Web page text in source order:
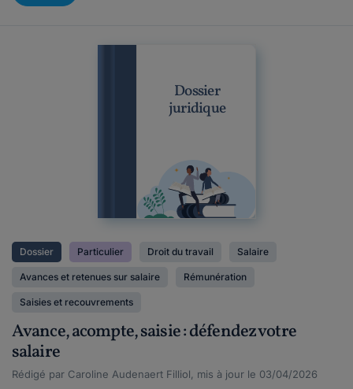
Dossier
juridique
Dossier Particulier Droit du travail Salaire
Avances et retenues sur salaire Rémunération
Saisies et recouvrements
Avance, acompte, saisie : défendez votre
salaire
Rédigé par Caroline Audenaert Filliol, mis à jour le 03/04/2026